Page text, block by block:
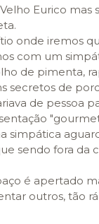
Eurico mas
onde iremos
com um
de pimenta,
secretos de
de pessoa
simpática
sendo fora
é apertado
outros, tão